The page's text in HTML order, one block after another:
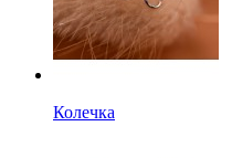
Колечка